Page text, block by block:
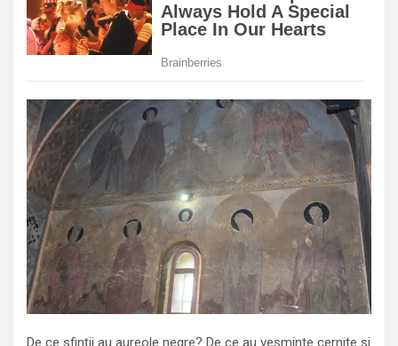
De ce sfinţii au aureole negre? De ce au veşminte cernite şi